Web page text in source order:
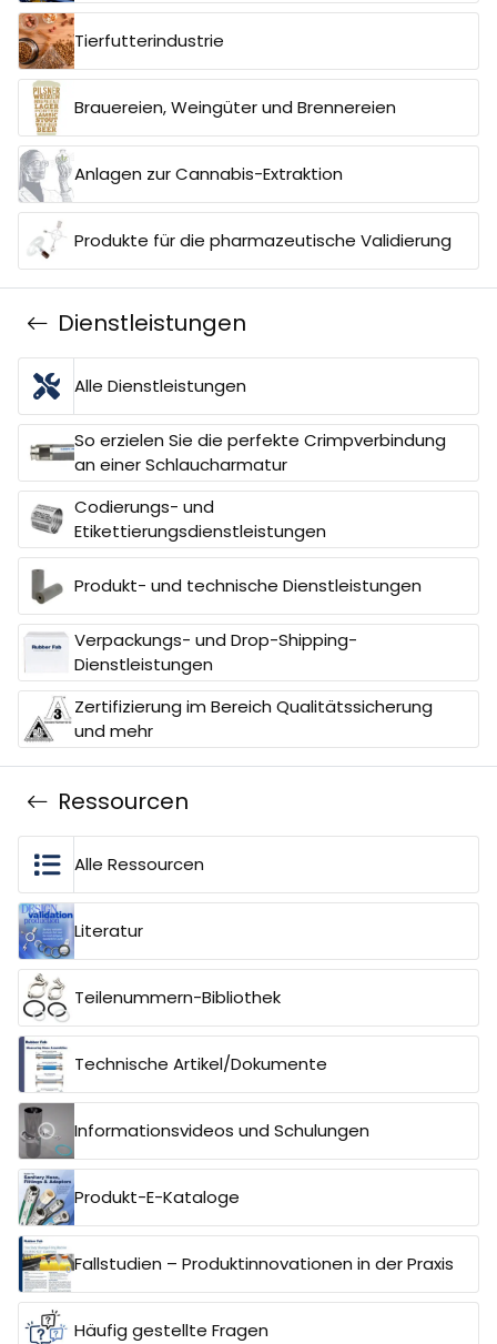
Tierfutterindustrie
Brauereien, Weingüter und Brennereien
Anlagen zur Cannabis-Extraktion
Produkte für die pharmazeutische Validierung
Dienstleistungen
Alle Dienstleistungen
So erzielen Sie die perfekte Crimpverbindung
an einer Schlaucharmatur
Codierungs- und
Etikettierungsdienstleistungen
Produkt- und technische Dienstleistungen
Verpackungs- und Drop-Shipping-
Dienstleistungen
Zertifizierung im Bereich Qualitätssicherung
und mehr
Ressourcen
Alle Ressourcen
Literatur
Teilenummern-Bibliothek
Technische Artikel/Dokumente
Informationsvideos und Schulungen
Produkt-E-Kataloge
Fallstudien – Produktinnovationen in der Praxis
Häufig gestellte Fragen